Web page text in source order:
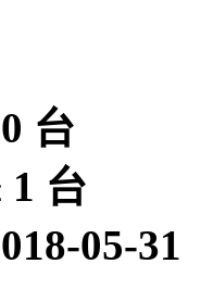
台
1 台
05-31